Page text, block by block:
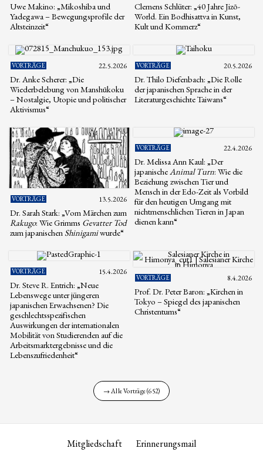
Uwe Makino: „Mikoshiba und
Yadegawa – Bewegungsprofile der
Altsteinzeit“
Clemens Schlüter: „40 Jahre Jizō-
World. Ein Bodhisattva in Kunst,
Kult und Kommerz“
VORTRÄGE 22.5.2026
Dr. Anke Scherer: „Die
Wiederbelebung von Manshūkoku
– Nostalgie, Utopie und politischer
Aktivismus“
VORTRÄGE 20.5.2026
Dr. Thilo Diefenbach: „Die Rolle
der japanischen Sprache in der
Literaturgeschichte Taiwans“
VORTRÄGE 13.5.2026
Dr. Sarah Stark: „Vom Märchen zum
Rakugo: Wie Grimms Gevatter Tod
zum japanischen Shinigamiwurde“
VORTRÄGE 22.4.2026
Dr. Melissa Ann Kaul: „Der
japanischeAnimal Turn: Wie die
Beziehung zwischen Tier und
Mensch in der Edo-Zeit als Vorbild
für den heutigen Umgang mit
nichtmenschlichen Tieren in Japan
dienen kann“
VORTRÄGE 15.4.2026
Dr. Steve R. Entrich: „Neue
Lebenswege unter jüngeren
japanischen Erwachsenen? Die
geschlechtsspezifischen
Auswirkungen der internationalen
Mobilität von Studierenden auf die
Arbeitsmarktergebnisse und die
Lebenszufriedenheit“
VORTRÄGE 8.4.2026
Prof. Dr. Peter Baron: „Kirchen in
Tokyo – Spiegel des japanischen
Christentums“
→ Alle Vorträge (652)
Mitgliedschaft Erinnerungsmail